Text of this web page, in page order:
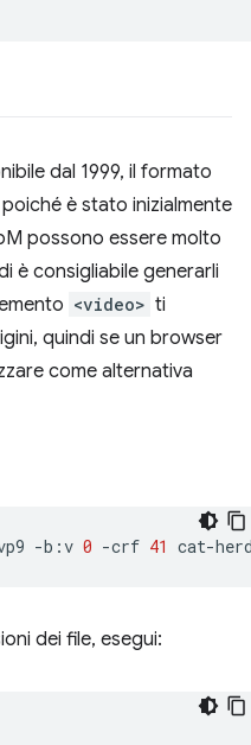
dal 1999, il formato
è stato inizialmente
possono essere molto
è consigliabile generarli
<video> ti
quindi se un browser
come alternativa
-b:v 0 -crf 41
dei file, esegui: